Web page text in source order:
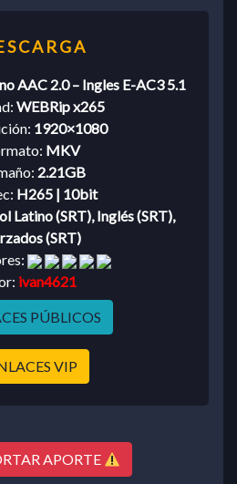
AAC 2.0 – Ingles E-AC3 5.1
WEBRip x265
1920×1080
MKV
2.21GB
H265 | 10bit
Latino (SRT), Inglés (SRT),
(SRT)
ivan4621
PÚBLICOS
VIP
APORTE